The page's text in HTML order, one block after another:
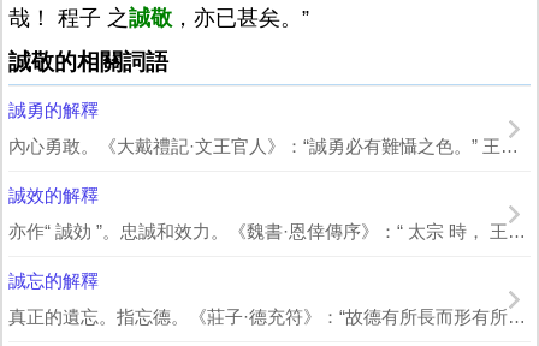
哉！ 程子 之誠敬 ，亦已甚矣。”
誠敬的相關詞語
誠勇的解釋
內心勇敢。《大戴禮記·文王官人》：“誠勇必有難懾之色。” 王聘珍 解詁：“《論...
誠效的解釋
亦作“ 誠効 ”。忠誠和效力。《魏書·恩倖傳序》：“ 太宗 時， 王車 之徒，...
誠忘的解釋
真正的遺忘。指忘德。《莊子·德充符》：“故德有所長而形有所忘，人不忘其所忘而忘...